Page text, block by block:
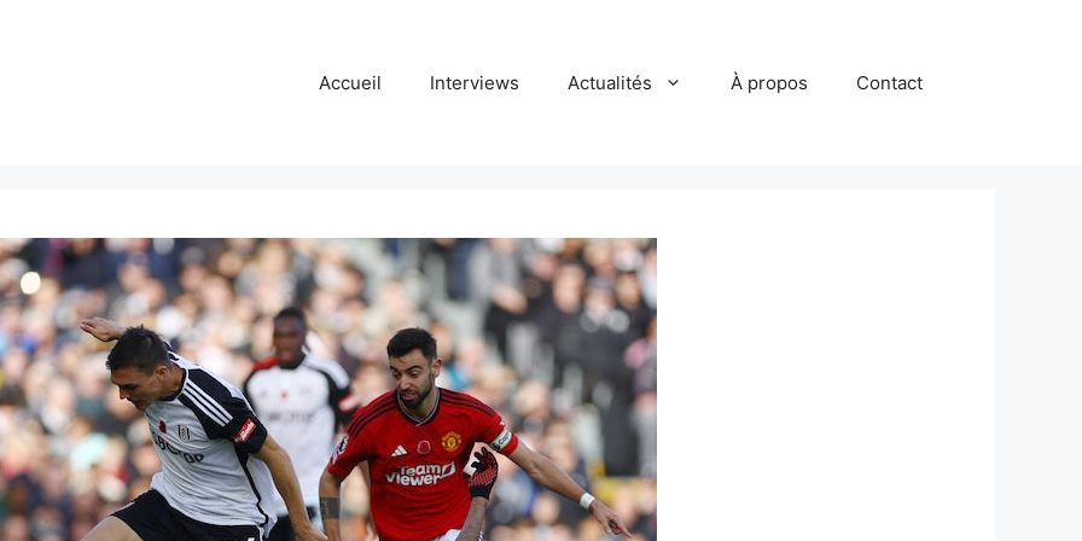
Accueil Interviews Actualités À propos Contact